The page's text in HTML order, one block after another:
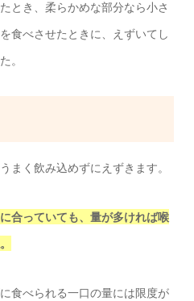
とき、柔らかめな部分なら小さ
食べさせたときに、えずいてし
。
まく飲み込めずにえずきます。
合っていても、量が多ければ喉
食べられる一口の量には限度が